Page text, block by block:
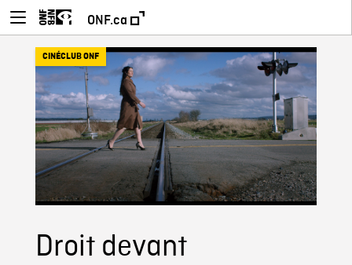
ONF.ca
CINÉCLUB ONF
Droit devant